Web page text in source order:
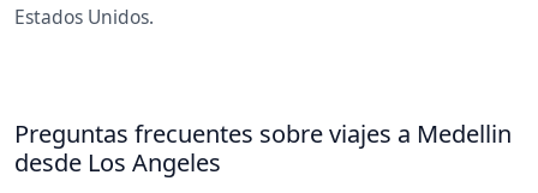
Estados Unidos.
Preguntas frecuentes sobre viajes a Medellin
desde Los Angeles